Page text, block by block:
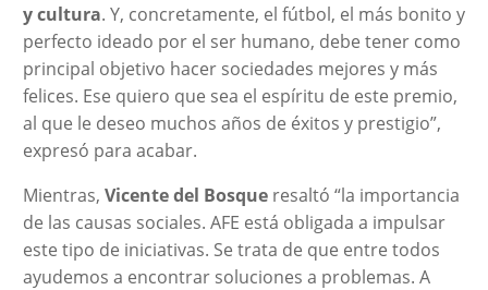
y cultura. Y, concretamente, el fútbol, el más bonito y
perfecto ideado por el ser humano, debe tener como
principal objetivo hacer sociedades mejores y más
felices. Ese quiero que sea el espíritu de este premio,
al que le deseo muchos años de éxitos y prestigio”,
expresó para acabar.
Mientras, Vicente del Bosqueresaltó “la importancia
de las causas sociales. AFE está obligada a impulsar
este tipo de iniciativas. Se trata de que entre todos
ayudemos a encontrar soluciones a problemas. A